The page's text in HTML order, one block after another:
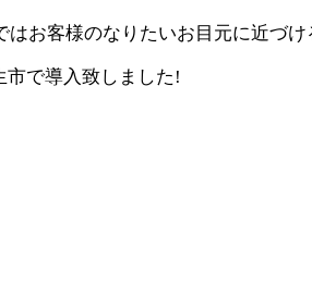
お客様のなりたいお⽬元に近づ
市で導入致しました!